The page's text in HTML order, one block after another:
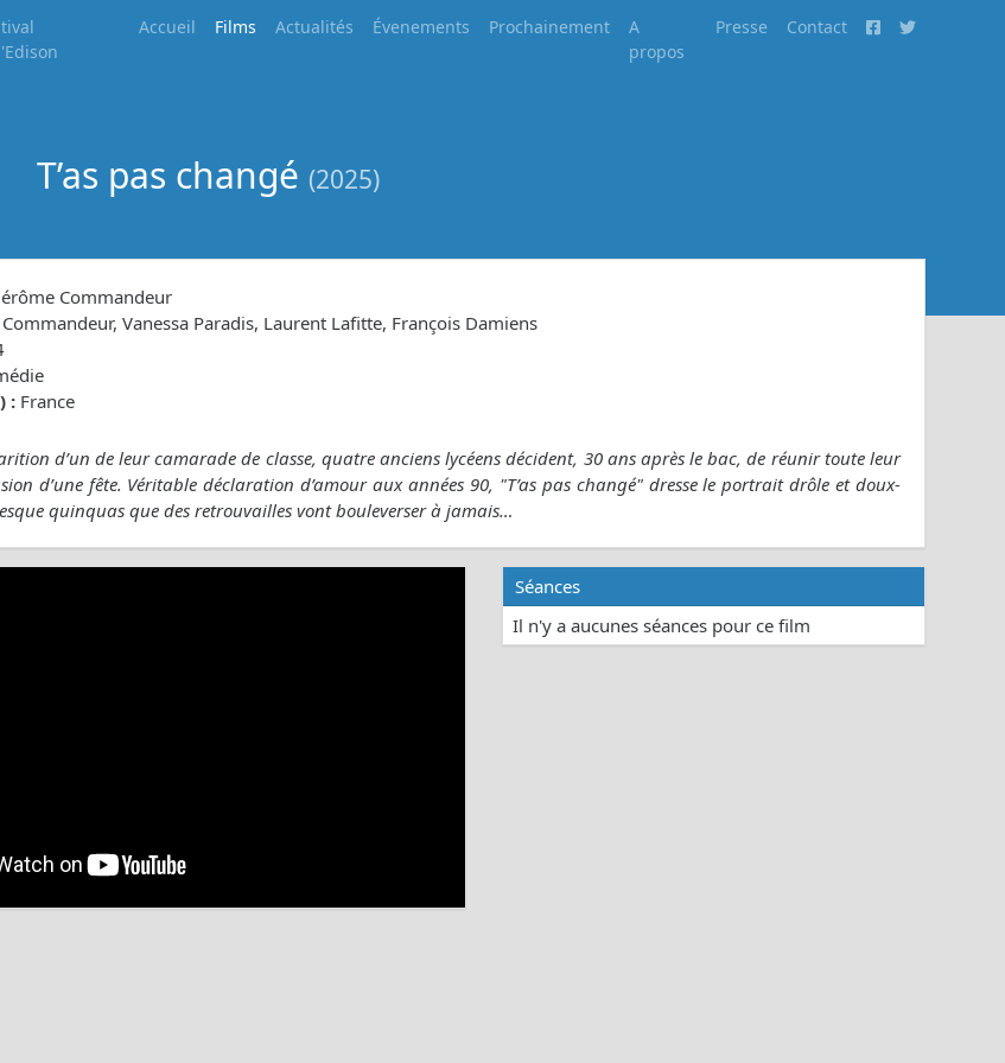
Accueil Films Actualités Évenements Prochainement
A
propos
Presse Contact
T’as pas changé (2025)
Commandeur
Commandeur, Vanessa Paradis, Laurent Lafitte, François Damiens
: France
d’un de leur camarade de classe, quatre anciens lycéens décident, 30 ans après le bac, de réunir toute leur
d’une fête. Véritable déclaration d’amour aux années 90, "T’as pas changé" dresse le portrait drôle et doux-
quinquas que des retrouvailles vont bouleverser à jamais…
Séances
Il n'y a aucunes séances pour ce film